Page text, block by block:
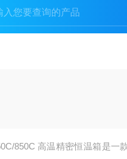
850C 高温精密恒温箱是